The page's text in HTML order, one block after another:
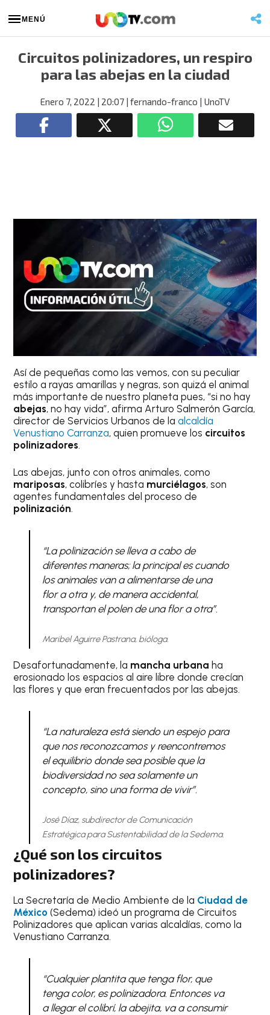
MENÚ
Circuitos polinizadores, un respiro
para las abejas en la ciudad
Enero 7, 2022 | 20:07 | fernando-franco | UnoTV
Así de pequeñas como las vemos, con su peculiar
estilo a rayas amarillas y negras, son quizá el animal
más importante de nuestro planeta pues, “si no hay
abejas, no hay vida”, afirma Arturo Salmerón García,
director de Servicios Urbanos de laalcaldía
Venustiano Carranza, quien promueve los circuitos
polinizadores.
Las abejas, junto con otros animales, como
mariposas, colibríes y hasta murciélagos, son
agentes fundamentales del proceso de
polinización.
“La polinización se lleva a cabo de
diferentes maneras; la principal es cuando
los animales van a alimentarse de una
flor a otra y, de manera accidental,
transportan el polen de una flor a otra”.
Maribel Aguirre Pastrana, bióloga.
Desafortunadamente, la mancha urbana ha
erosionado los espacios al aire libre donde crecían
las flores y que eran frecuentados por las abejas.
“La naturaleza está siendo un espejo para
que nos reconozcamos y reencontremos
el equilibrio donde sea posible que la
biodiversidad no sea solamente un
concepto, sino una forma de vivir”.
José Díaz, subdirector de Comunicación
Estratégica para Sustentabilidad de la Sedema.
¿Qué son los circuitos
polinizadores?
La Secretaría de Medio Ambiente de la Ciudad de
México (Sedema) ideó un programa de Circuitos
Polinizadores que aplican varias alcaldías, como la
Venustiano Carranza.
“Cualquier plantita que tenga flor, que
tenga color, es polinizadora. Entonces va
a llegar el colibrí, la abejita, va a consumir